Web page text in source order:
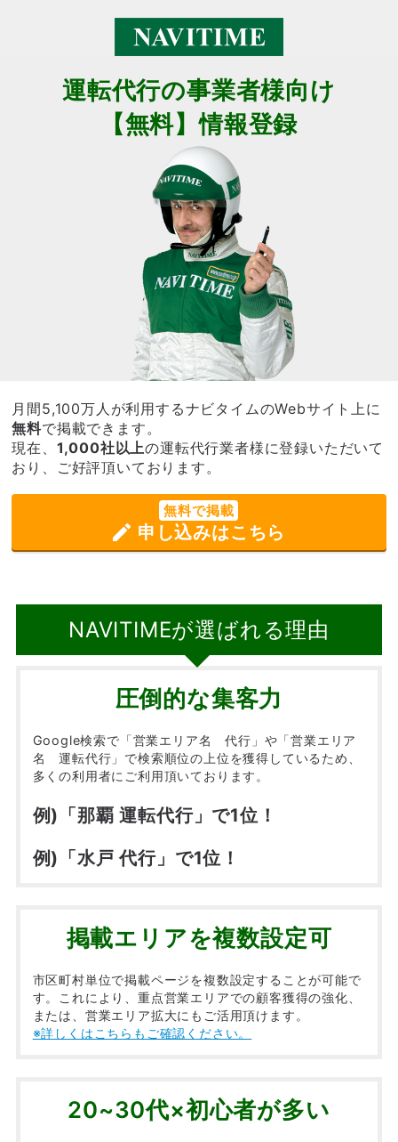
運転代行の事業者様向け
【無料】情報登録
月間5,100万人が利用するナビタイムのWebサイト上に
無料で掲載できます。
現在、 1,000社以上の運転代行業者様に登録いただいて
おり、ご好評頂いております。
無料で掲載
申し込みはこちら
NAVITIMEが選ばれる理由
圧倒的な集客力
Google検索で「営業エリア名 代行」や「営業エリア
名 運転代行」で検索順位の上位を獲得しているため、
多くの利用者にご利用頂いております。
例)「那覇 運転代行」で1位！
例)「水戸 代行」で1位！
掲載エリアを複数設定可
市区町村単位で掲載ページを複数設定することが可能で
す。これにより、重点営業エリアでの顧客獲得の強化、
または、営業エリア拡大にもご活用頂けます。
※詳しくはこちらもご確認ください。
20~30代×初心者が多い